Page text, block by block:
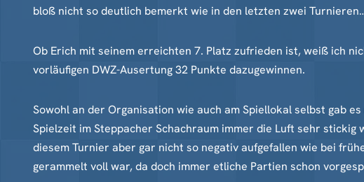
bloß nicht so deutlich bemerkt wie in den letzten zwei
Ob Erich mit seinem erreichten 7. Platz zufrieden ist, weiß ich
vorläufigen DWZ-Ausertung 32 Punkte dazugewinnen.
Sowohl an der Organisation wie auch am Spiellokal selbst gab
Spielzeit im Steppacher Schachraum immer die Luft sehr
diesem Turnier aber gar nicht so negativ aufgefallen wie bei
gerammelt voll war, da doch immer etliche Partien schon